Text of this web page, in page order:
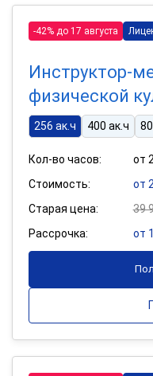
-42% до 17 августа
Инструктор-
физической
256 ак.ч 400 ак.ч
Кол-во часов:
от
Стоимость:
от
Старая цена:
39
Рассрочка:
от